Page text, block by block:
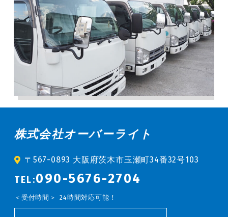
株式会社オーバーライト
〒567-0893 大阪府茨木市玉瀬町34番32号103
TEL:090-5676-2704
受付時間 24時間対応可能！